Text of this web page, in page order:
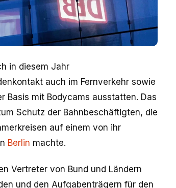
in diesem Jahr
auch im Fernverkehr sowie
Basis mit Bodycams ausstatten. Das
Schutz der Bahnbeschäftigten, die
auf einem von ihr
Berlin machte.
Vertreter von Bund und Ländern
und den Aufgabenträgern für den